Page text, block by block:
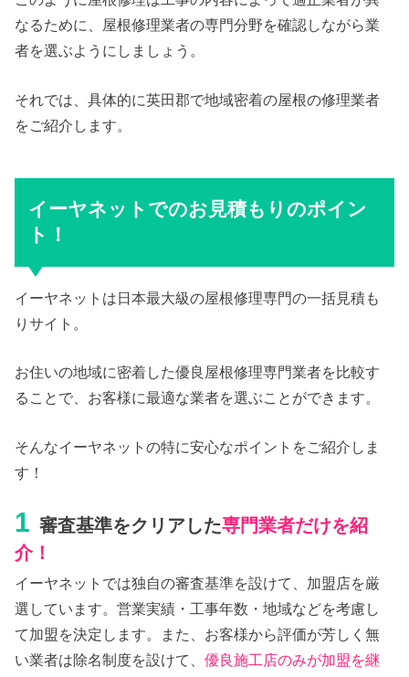
なるために、屋根修理業者の専門分野を確認しながら業
者を選ぶようにしましょう。
それでは、具体的に英田郡で地域密着の屋根の修理業者
をご紹介します。
イーヤネットでのお見積もりのポイン
ト！
イーヤネットは日本最大級の屋根修理専門の一括見積も
りサイト。
お住いの地域に密着した優良屋根修理専門業者を比較す
ることで、お客様に最適な業者を選ぶことができます。
そんなイーヤネットの特に安心なポイントをご紹介しま
す！
1 審査基準をクリアした専門業者だけを紹
介！
イーヤネットでは独自の審査基準を設けて、加盟店を厳
選しています。営業実績・工事年数・地域などを考慮し
て加盟を決定します。また、お客様から評価が芳しく無
い業者は除名制度を設けて、優良施工店のみが加盟を継